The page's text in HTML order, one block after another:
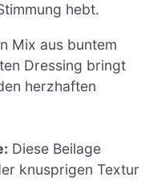
hebt.
Mix aus buntem
Dressing bringt
herzhaften
Diese Beilage
knusprigen Textur